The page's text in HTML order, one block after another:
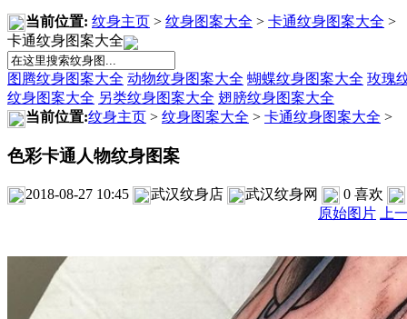
当前位置: 纹身主页 > 纹身图案大全 > 卡通纹身图案大全 >
卡通纹身图案大全
图腾纹身图案大全 动物纹身图案大全 蝴蝶纹身图案大全 玫瑰
纹身图案大全 另类纹身图案大全 翅膀纹身图案大全
当前位置:纹身主页 > 纹身图案大全 > 卡通纹身图案大全 >
色彩卡通人物纹身图案
2018-08-27 10:45 武汉纹身店 武汉纹身网 0 喜欢
原始图片 上